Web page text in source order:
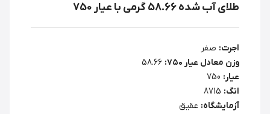
طلای آب شده 58.66 گرمی با عیار 750
اجرت: صفر
وزن معادل عیار ۷۵۰:
58.66
عیار: 750
انگ: 8715
آزمایشگاه: عقیق